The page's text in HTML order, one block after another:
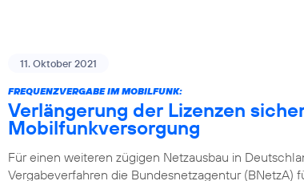
11. Oktober 2021
FREQUENZVERGABE IM MOBILFUNK:
Verlängerung der Lizenzen
Mobilfunkversorgung
Für einen weiteren zügigen Netzausbau in
Vergabeverfahren die Bundesnetzagentur (BNetzA)